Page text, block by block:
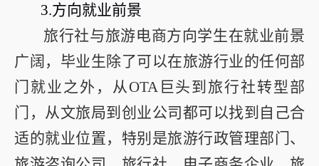
3.方向就业前景
旅行社与旅游电商方向学生在就业前景
广阔，毕业生除了可以在旅游行业的任何部
门就业之外，从OTA巨头到旅行社转型部
门，从文旅局到创业公司都可以找到自己合
适的就业位置，特别是旅游行政管理部门、